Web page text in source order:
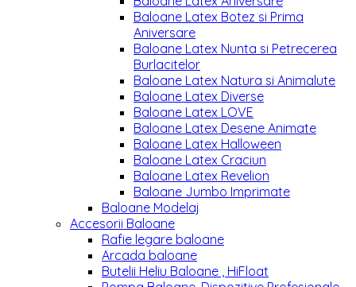
Baloane Latex Botez si Prima
Aniversare
Baloane Latex Nunta si Petrecerea
Burlacitelor
Baloane Latex Natura si Animalute
Baloane Latex Diverse
Baloane Latex LOVE
Baloane Latex Desene Animate
Baloane Latex Halloween
Baloane Latex Craciun
Baloane Latex Revelion
Baloane Jumbo Imprimate
Baloane Modelaj
Accesorii Baloane
Rafie legare baloane
Arcada baloane
Butelii Heliu Baloane , HiFloat